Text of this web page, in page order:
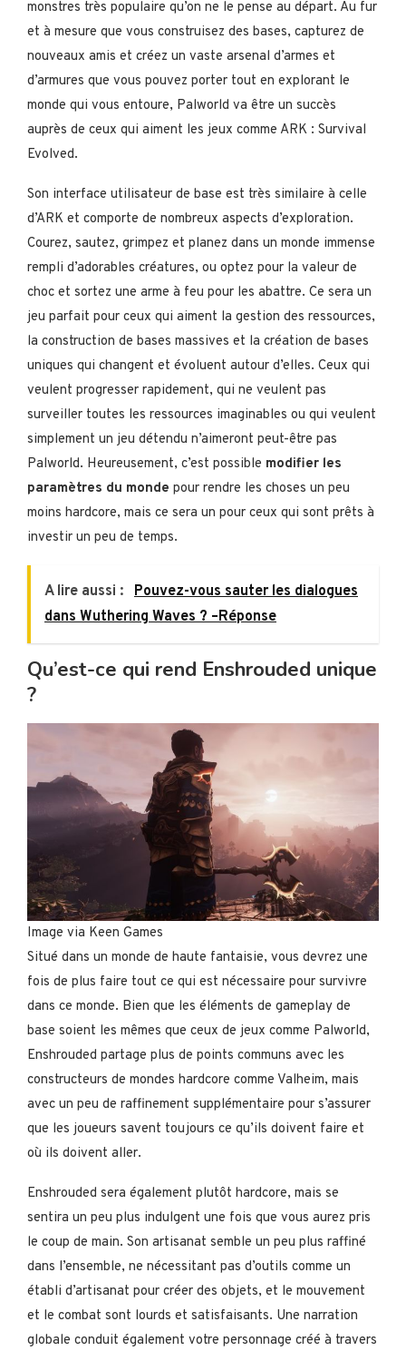
monstres très populaire qu’on ne le pense au départ. Au fur
et à mesure que vous construisez des bases, capturez de
nouveaux amis et créez un vaste arsenal d’armes et
d’armures que vous pouvez porter tout en explorant le
monde qui vous entoure, Palworld va être un succès
auprès de ceux qui aiment les jeux comme ARK : Survival
Evolved.
Son interface utilisateur de base est très similaire à celle
d’ARK et comporte de nombreux aspects d’exploration.
Courez, sautez, grimpez et planez dans un monde immense
rempli d’adorables créatures, ou optez pour la valeur de
choc et sortez une arme à feu pour les abattre. Ce sera un
jeu parfait pour ceux qui aiment la gestion des ressources,
la construction de bases massives et la création de bases
uniques qui changent et évoluent autour d’elles. Ceux qui
veulent progresser rapidement, qui ne veulent pas
surveiller toutes les ressources imaginables ou qui veulent
simplement un jeu détendu n’aimeront peut-être pas
Palworld. Heureusement, c’est possible modifier les
paramètres du monde pour rendre les choses un peu
moins hardcore, mais ce sera un pour ceux qui sont prêts à
investir un peu de temps.
A lire aussi :
Pouvez-vous sauter les dialogues
dans Wuthering Waves ? –Réponse
Qu’est-ce qui rend Enshrouded unique
?
Image via Keen Games
Situé dans un monde de haute fantaisie, vous devrez une
fois de plus faire tout ce qui est nécessaire pour survivre
dans ce monde. Bien que les éléments de gameplay de
base soient les mêmes que ceux de jeux comme Palworld,
Enshrouded partage plus de points communs avec les
constructeurs de mondes hardcore comme Valheim, mais
avec un peu de raffinement supplémentaire pour s’assurer
que les joueurs savent toujours ce qu’ils doivent faire et
où ils doivent aller.
Enshrouded sera également plutôt hardcore, mais se
sentira un peu plus indulgent une fois que vous aurez pris
le coup de main. Son artisanat semble un peu plus raffiné
dans l’ensemble, ne nécessitant pas d’outils comme un
établi d’artisanat pour créer des objets, et le mouvement
et le combat sont lourds et satisfaisants. Une narration
globale conduit également votre personnage créé à travers